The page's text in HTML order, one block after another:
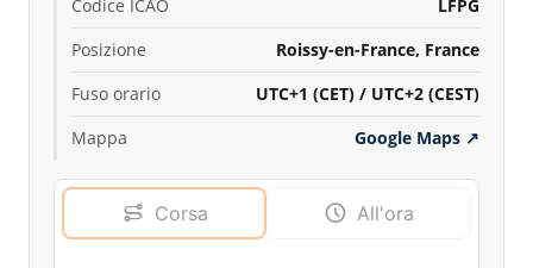
Codice ICAO
LFPG
Posizione
Roissy-en-France, France
Fuso orario
UTC+1 (CET) / UTC+2 (CEST)
Mappa
Google Maps ↗